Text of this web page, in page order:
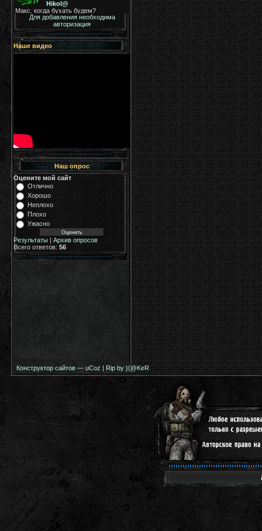
Для добавления необходима
авторизация
Наше видео
Наш опрос
Оцените мой сайт
Отлично
Хорошо
Неплохо
Плохо
Ужасно
Результаты | Архив опросов
Всего ответов: 56
Конструктор сайтов — uCoz | Rip by }{@KeR